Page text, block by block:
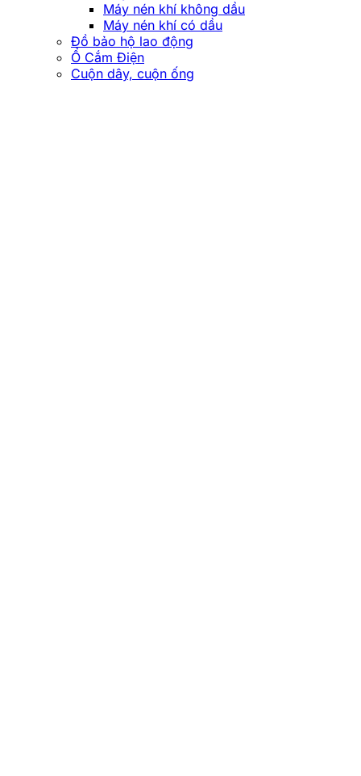
Máy nén khí không dầu
Máy nén khí có dầu
Đồ bảo hộ lao động
Ổ Cắm Điện
Cuộn dây, cuộn ống